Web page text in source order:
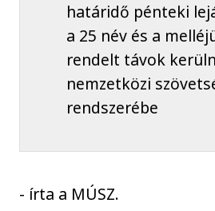
határidő pénteki
a 25 név és a
rendelt távok
nemzetközi
rendszerébe
- írta a MÚSZ.